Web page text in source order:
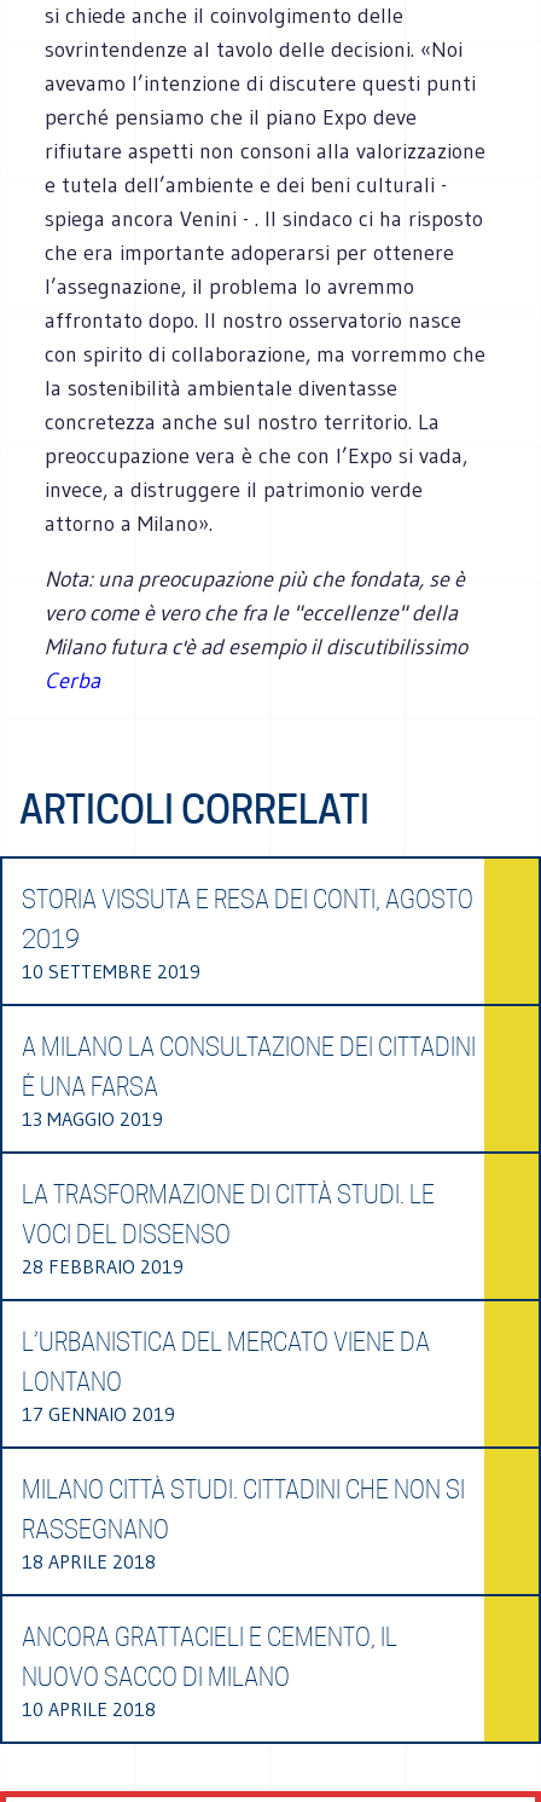
si chiede anche il coinvolgimento delle
sovrintendenze al tavolo delle decisioni. «Noi
avevamo l’intenzione di discutere questi punti
perché pensiamo che il piano Expo deve
rifiutare aspetti non consoni alla valorizzazione
e tutela dell’ambiente e dei beni culturali -
spiega ancora Venini - . Il sindaco ci ha risposto
che era importante adoperarsi per ottenere
l’assegnazione, il problema lo avremmo
affrontato dopo. Il nostro osservatorio nasce
con spirito di collaborazione, ma vorremmo che
la sostenibilità ambientale diventasse
concretezza anche sul nostro territorio. La
preoccupazione vera è che con l’Expo si vada,
invece, a distruggere il patrimonio verde
attorno a Milano».
Nota: una preocupazione più che fondata, se è
vero come è vero che fra le "eccellenze" della
Milano futura c'è ad esempio il discutibilissimo
Cerba
ARTICOLI CORRELATI
STORIA VISSUTA E RESA DEI CONTI, AGOSTO
2019
10 SETTEMBRE 2019
A MILANO LA CONSULTAZIONE DEI CITTADINI
È UNA FARSA
13 MAGGIO 2019
LA TRASFORMAZIONE DI CITTÀ STUDI. LE
VOCI DEL DISSENSO
28 FEBBRAIO 2019
L’URBANISTICA DEL MERCATO VIENE DA
LONTANO
17 GENNAIO 2019
MILANO CITTÀ STUDI. CITTADINI CHE NON SI
RASSEGNANO
18 APRILE 2018
ANCORA GRATTACIELI E CEMENTO, IL
NUOVO SACCO DI MILANO
10 APRILE 2018